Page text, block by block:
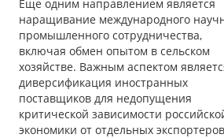
Еще одним направлением является
наращивание международного
промышленного сотрудничества,
включая обмен опытом в сельском
хозяйстве. Важным аспектом
диверсификация иностранных
поставщиков для недопущения
критической зависимости
экономики от отдельных